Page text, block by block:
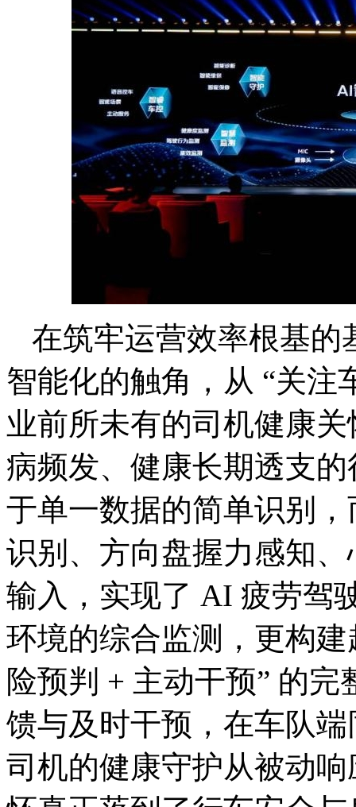
在筑牢运营效率根基
智能化的触角，从 “关注
业前所未有的司机健康
病频发、健康长期透支
于单一数据的简单识别
识别、方向盘握力感知
输入，实现了 AI 疲劳驾
环境的综合监测，更构
险预判 + 主动干预” 的
馈与及时干预，在车队
司机的健康守护从被动